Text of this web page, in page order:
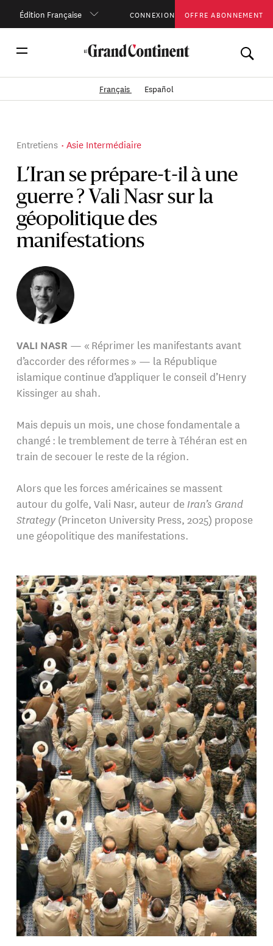
Édition Française CONNEXION OFFRE ABONNEMENT
Français Español
L’Iran se prépare-t-il à une
guerre ? Vali Nasr sur la
géopolitique des
manifestations
Entretiens Asie Intermédiaire
VALI NASR — « Réprimer les manifestants avant
d’accorder des réformes » — la République
islamique continue d’appliquer le conseil d’Henry
Kissinger au shah.
Mais depuis un mois, une chose fondamentale a
changé : le tremblement de terre à Téhéran est en
train de secouer le reste de la région.
Alors que les forces américaines se massent
autour du golfe, Vali Nasr, auteur de Iran’s Grand
Strategy(Princeton University Press, 2025) propose
une géopolitique des manifestations.